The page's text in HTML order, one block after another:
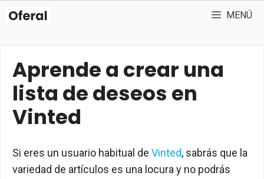
Saltar
MENÚ
Aprende a crear una
lista de deseos en
Vinted
Si eres un usuario habitual de Vinted, sabrás que la
variedad de artículos es una locura y no podrás